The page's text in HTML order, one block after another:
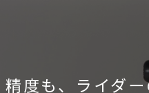
度も、ライダ